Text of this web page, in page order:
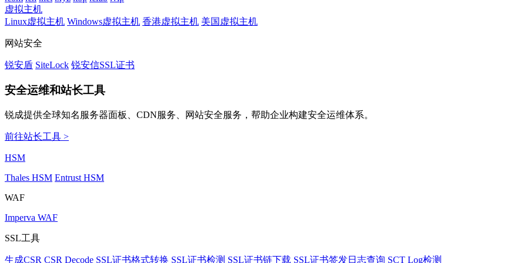
虚拟主机
Linux虚拟主机 Windows虚拟主机 香港虚拟主机 美国虚拟主机
网站安全
锐安盾 SiteLock 锐安信SSL证书
安全运维和站长工具
锐成提供全球知名服务器面板、CDN服务、网站安全服务，帮助企业构建安全运维体系。
前往站长工具 >
HSM
Thales HSM Entrust HSM
WAF
Imperva WAF
SSL工具
生成CSR CSR Decode SSL证书格式转换 SSL证书检测 SSL证书链下载 SSL证书签发日志查询 SCT Log检测